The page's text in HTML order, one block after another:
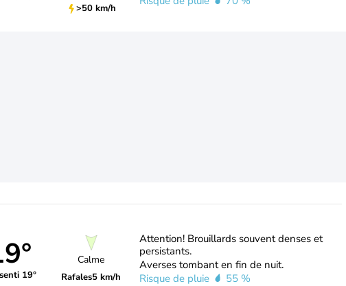
>50 km/h
19°
Calme
Rafales5 km/h
Attention! Brouillards souvent denses et
persistants.
Averses tombant en fin de nuit.
Risque de pluie
55 %